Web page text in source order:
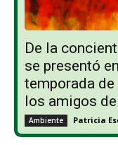
De la
se presentó
temporada de
los amigos
Ambiente Patricia